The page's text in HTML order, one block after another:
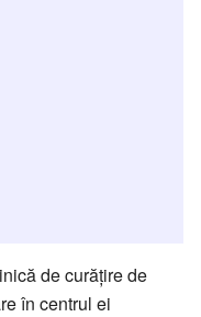
de curățire de
în centrul ei